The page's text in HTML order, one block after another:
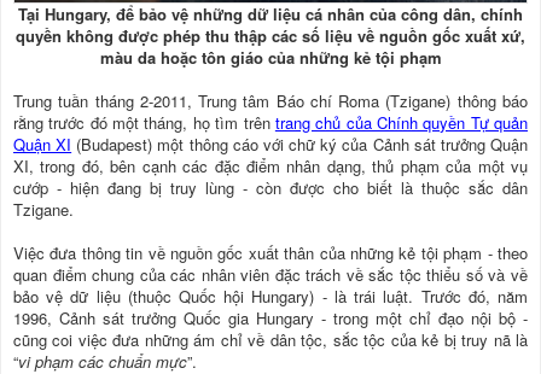
Tại Hungary, để bảo vệ những dữ liệu cá nhân của công dân, chính
quyền không được phép thu thập các số liệu về nguồn gốc xuất xứ,
màu da hoặc tôn giáo của những kẻ tội phạm
Trung tuần tháng 2-2011, Trung tâm Báo chí Roma (Tzigane) thông báo
rằng trước đó một tháng, họ tìm trên trang chủ của Chính quyền Tự quản
Quận XI (Budapest) một thông cáo với chữ ký của Cảnh sát trưởng Quận
XI, trong đó, bên cạnh các đặc điểm nhân dạng, thủ phạm của một vụ
cướp - hiện đang bị truy lùng - còn được cho biết là thuộc sắc dân
Tzigane.
Việc đưa thông tin về nguồn gốc xuất thân của những kẻ tội phạm - theo
quan điểm chung của các nhân viên đặc trách về sắc tộc thiểu số và về
bảo vệ dữ liệu (thuộc Quốc hội Hungary) - là trái luật. Trước đó, năm
1996, Cảnh sát trưởng Quốc gia Hungary - trong một chỉ đạo nội bộ -
cũng coi việc đưa những ám chỉ về dân tộc, sắc tộc của kẻ bị truy nã là
“vi phạm các chuẩn mực”.